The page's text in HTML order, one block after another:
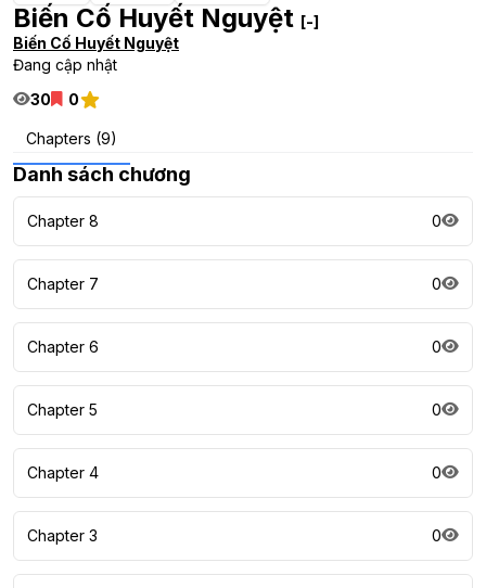
Biến Cố Huyết Nguyệt [-]
Biến Cố Huyết Nguyệt
Đang cập nhật
30
0
Chapters (9)
Danh sách chương
Chapter 8 0
Chapter 7 0
Chapter 6 0
Chapter 5 0
Chapter 4 0
Chapter 3 0